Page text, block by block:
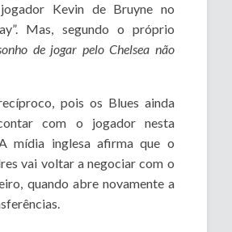
Kevin de Bruyne no
Mas, segundo o próprio
de jogar pelo Chelsea não
pois os Blues ainda
com o jogador nesta
mídia inglesa afirma que o
vai voltar a negociar com o
quando abre novamente a